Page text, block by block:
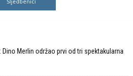
Dino Merlin održao prvi od tri spektakularna